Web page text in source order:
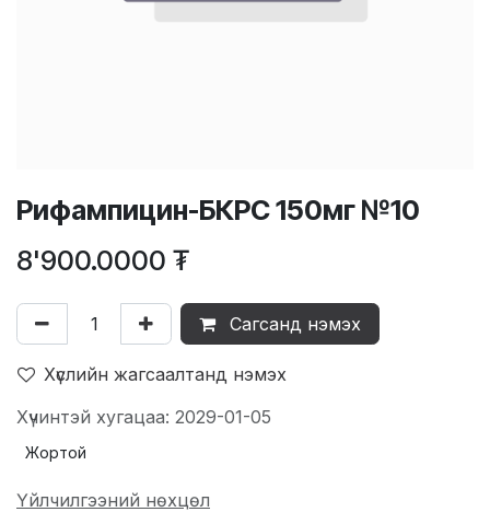
Рифампицин-БКРС 150мг №10
8'900.0000 ₮
Сагсанд нэмэх
Хүслийн жагсаалтанд нэмэх
Хүчинтэй хугацаа: 2029-01-05
Жортой
Үйлчилгээний нөхцөл